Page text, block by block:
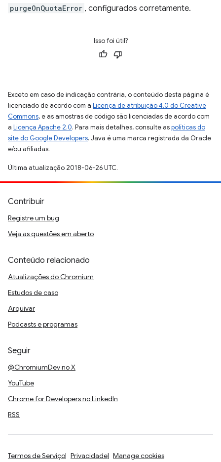
purgeOnQuotaError , configurados corretamente.
Isso foi útil?
Exceto em caso de indicação contrária, o conteúdo desta página é
licenciado de acordo com a Licença de atribuição 4.0 do Creative
Commons, e as amostras de código são licenciadas de acordo com
a Licença Apache 2.0. Para mais detalhes, consulte aspolíticas do
site do Google Developers. Java é uma marca registrada da Oracle
e/ou afiliadas.
Última atualização 2018-06-26 UTC.
Contribuir
Registre um bug
Veja as questões em aberto
Conteúdo relacionado
Atualizações do Chromium
Estudos de caso
Arquivar
Podcasts e programas
Seguir
@ChromiumDev no X
YouTube
Chrome for Developers no LinkedIn
RSS
Termos de Serviço Privacidade Manage cookies